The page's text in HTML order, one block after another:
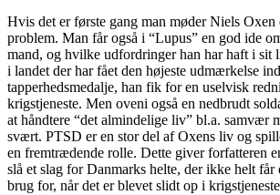
Hvis det er første gang man møder Niels Oxen
problem. Man får også i “Lupus” en god ide
mand, og hvilke udfordringer han har haft i sit
i landet der har fået den højeste udmærkelse
tapperhedsmedalje, han fik for en uselvisk
krigstjeneste. Men oveni også en nedbrudt
at håndtere “det almindelige liv” bl.a. samvær
svært. PTSD er en stor del af Oxens liv og
en fremtrædende rolle. Dette giver forfatteren
slå et slag for Danmarks helte, der ikke helt
brug for, når det er blevet slidt op i